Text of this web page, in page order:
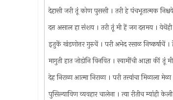
देहासी जरी तूं कोण पुससी । तरी हे पंचभूतात्मक
दत्त असाल हा संशय । तरी तूं मी हें जग दत्तमय ।
इतुकें खंडणोत्तर गुरुचें । परी अभेद रसाळ निष्कर्षाचें
मागुती हात जोडोनि विनवित । स्वामींची आज्ञा कीं तूं
देह निराळा आत्मा निराळा । परी तत्त्वांचा
पुसिल्याविण व्यवहार चालेना । त्या रीतीच म्यांही